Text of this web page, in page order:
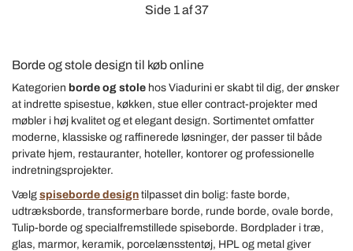
Side 1 af 37
Borde og stole design til køb online
Kategorien borde og stole hos Viadurini er skabt til dig, der ønsker
at indrette spisestue, køkken, stue eller contract-projekter med
møbler i høj kvalitet og et elegant design. Sortimentet omfatter
moderne, klassiske og raffinerede løsninger, der passer til både
private hjem, restauranter, hoteller, kontorer og professionelle
indretningsprojekter.
Vælg spiseborde design tilpasset din bolig: faste borde,
udtræksborde, transformerbare borde, runde borde, ovale borde,
Tulip-borde og specialfremstillede spiseborde. Bordplader i træ,
glas, marmor, keramik, porcelænsstentøj, HPL og metal giver